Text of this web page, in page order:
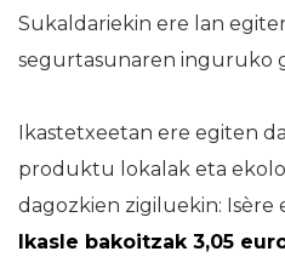
Sukaldariekin ere lan
segurtasunaren inguruko
Ikastetxeetan ere egiten
produktu lokalak eta
dagozkien zigiluekin: Isère
Ikasle bakoitzak 3,05